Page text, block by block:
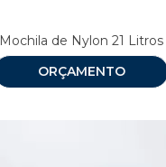
Mochila de Nylon 21 Litros
ORÇAMENTO